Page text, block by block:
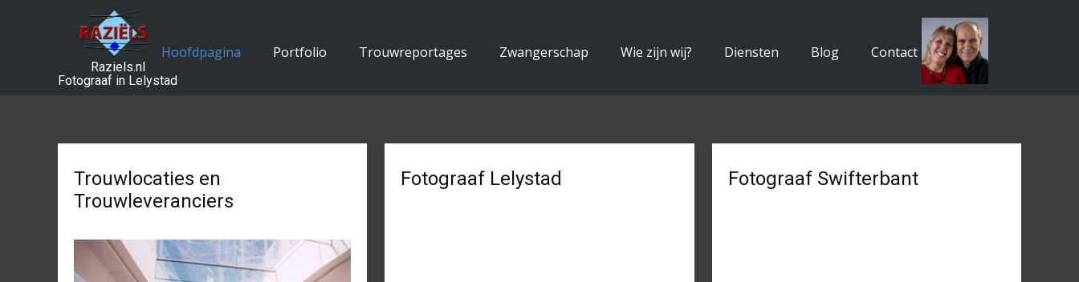
Hoofdpagina Portfolio Trouwreportages Zwangerschap Wie zijn wij? Diensten Blog Contact
Raziels.nl
Fotograaf in Lelystad
Trouwlocaties en
Trouwleveranciers
Fotograaf Lelystad Fotograaf Swifterbant